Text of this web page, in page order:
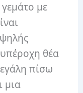
με
θέα
πίσω
μια